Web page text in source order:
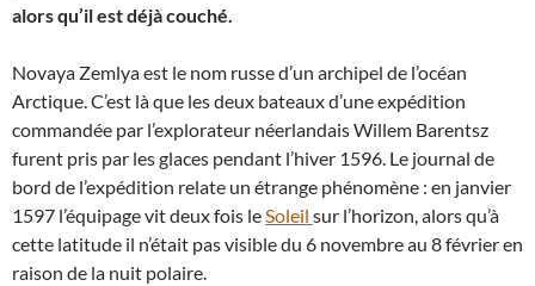
alors qu’il est déjà couché.
Novaya Zemlya est le nom russe d’un archipel de l’océan
Arctique. C’est là que les deux bateaux d’une expédition
commandée par l’explorateur néerlandais Willem Barentsz
furent pris par les glaces pendant l’hiver 1596. Le journal de
bord de l’expédition relate un étrange phénomène : en janvier
1597 l’équipage vit deux fois leSoleil sur l’horizon, alors qu’à
cette latitude il n’était pas visible du 6 novembre au 8 février en
raison de la nuit polaire.